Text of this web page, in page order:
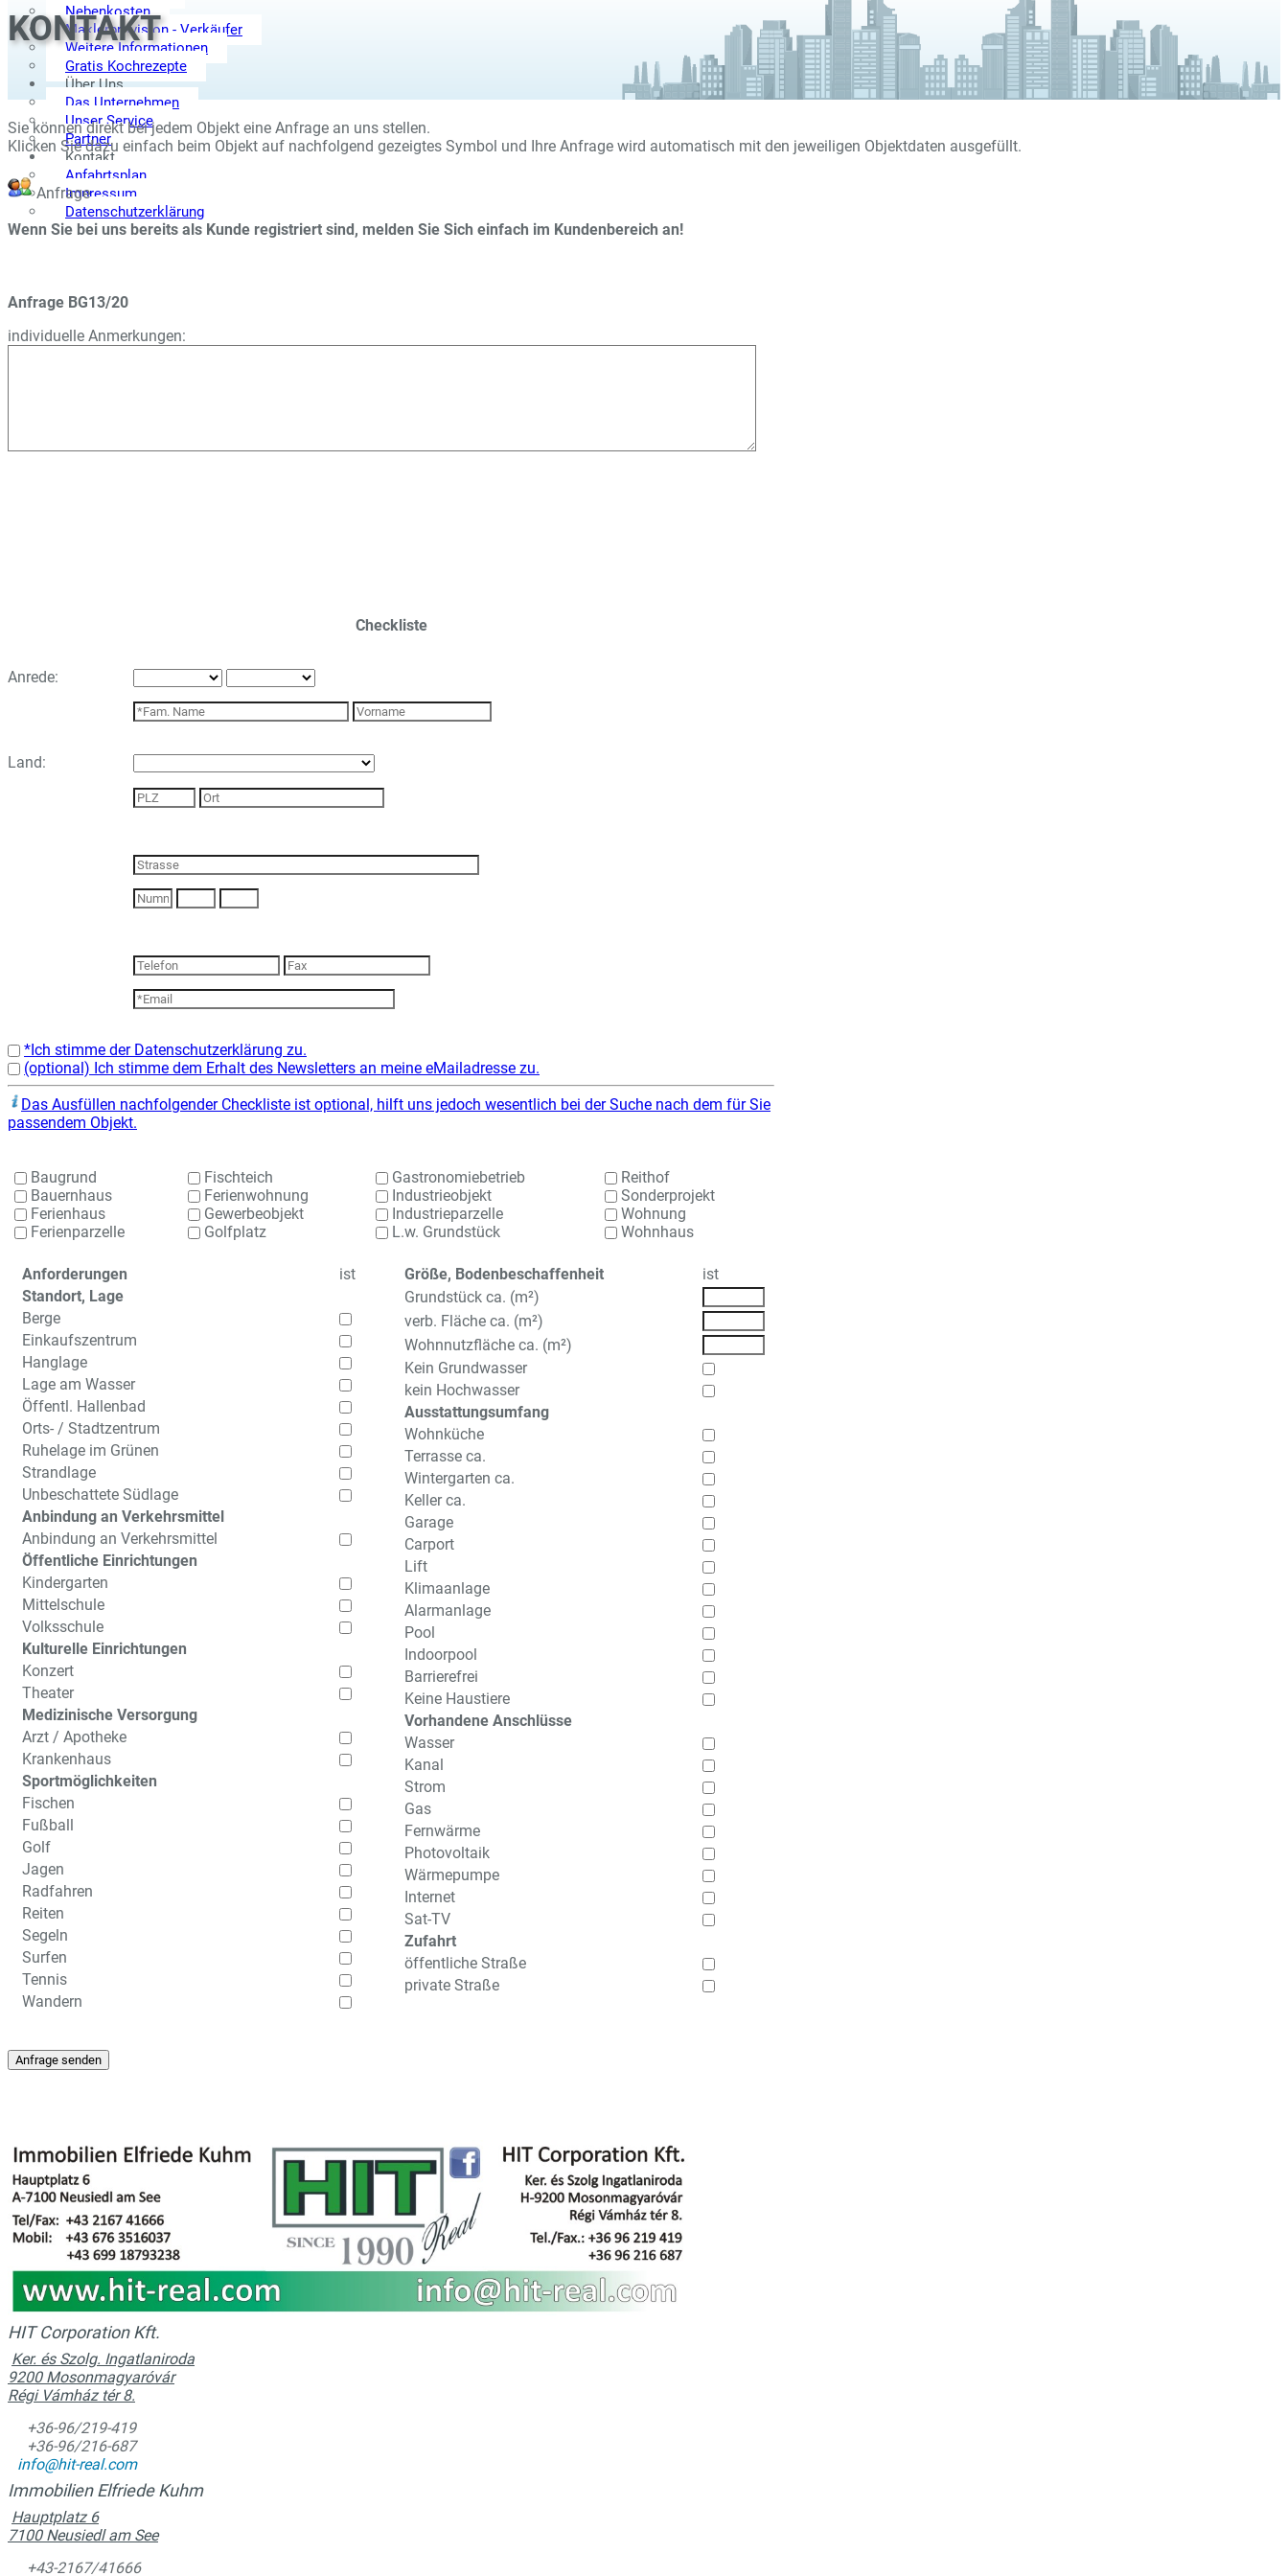
Nebenkosten
Maklerprovision - Verkäufer
Weitere Informationen
Gratis Kochrezepte
Über Uns
Das Unternehmen
Unser Service
Partner
Kontakt
Anfahrtsplan
Impressum
Datenschutzerklärung
KONTAKT
Sie können direkt bei jedem Objekt eine Anfrage an uns stellen.
Klicken Sie dazu einfach beim Objekt auf nachfolgend gezeigtes Symbol und Ihre Anfrage wird automatisch mit den jeweiligen Objektdaten ausgefüllt.
Anfrage
Wenn Sie bei uns bereits als Kunde registriert sind, melden Sie Sich einfach im Kundenbereich an!
Anfrage BG13/20
individuelle Anmerkungen:
Checkliste
Anrede:
Land:
*Ich stimme der Datenschutzerklärung zu.
(optional) Ich stimme dem Erhalt des Newsletters an meine eMailadresse zu.
Das Ausfüllen nachfolgender Checkliste ist optional, hilft uns jedoch wesentlich bei der Suche nach dem für Sie
passendem Objekt.
Baugrund
Bauernhaus
Ferienhaus
Ferienparzelle
Fischteich
Ferienwohnung
Gewerbeobjekt
Golfplatz
Gastronomiebetrieb
Industrieobjekt
Industrieparzelle
L.w. Grundstück
Reithof
Sonderprojekt
Wohnung
Wohnhaus
Anforderungen
ist
Standort, Lage
Berge
Einkaufszentrum
Hanglage
Lage am Wasser
Öffentl. Hallenbad
Orts- / Stadtzentrum
Ruhelage im Grünen
Strandlage
Unbeschattete Südlage
Anbindung an Verkehrsmittel
Anbindung an Verkehrsmittel
Öffentliche Einrichtungen
Kindergarten
Mittelschule
Volksschule
Kulturelle Einrichtungen
Konzert
Theater
Medizinische Versorgung
Arzt / Apotheke
Krankenhaus
Sportmöglichkeiten
Fischen
Fußball
Golf
Jagen
Radfahren
Reiten
Segeln
Surfen
Tennis
Wandern
Größe, Bodenbeschaffenheit
ist
Grundstück ca. (m²)
verb. Fläche ca. (m²)
Wohnnutzfläche ca. (m²)
Kein Grundwasser
kein Hochwasser
Ausstattungsumfang
Wohnküche
Terrasse ca.
Wintergarten ca.
Keller ca.
Garage
Carport
Lift
Klimaanlage
Alarmanlage
Pool
Indoorpool
Barrierefrei
Keine Haustiere
Vorhandene Anschlüsse
Wasser
Kanal
Strom
Gas
Fernwärme
Photovoltaik
Wärmepumpe
Internet
Sat-TV
Zufahrt
öffentliche Straße
private Straße
HIT Corporation Kft.
Ker. és Szolg. Ingatlaniroda
9200 Mosonmagyaróvár
Régi Vámház tér 8.
+36-96/219-419
+36-96/216-687
info@hit-real.com
Immobilien Elfriede Kuhm
Hauptplatz 6
7100 Neusiedl am See
+43-2167/41666